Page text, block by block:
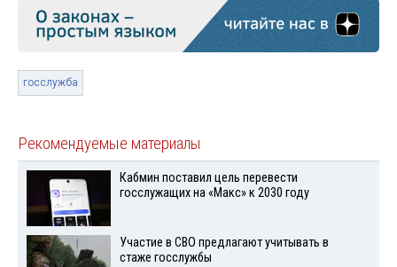
госслужба
Рекомендуемые материалы
Кабмин поставил цель перевести
госслужащих на «Макс» к 2030 году
Участие в СВО предлагают учитывать в
стаже госслужбы